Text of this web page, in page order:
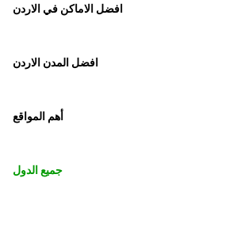
افضل الاماكن في الاردن
افضل المدن الاردن
أهم المواقع
جميع الدول